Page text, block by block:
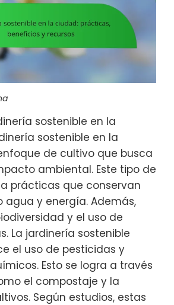
sostenible en la
sostenible en la
de cultivo que busca
ambiental. Este tipo de
prácticas que conservan
agua y energía. Además,
y el uso de
La jardinería sostenible
el uso de pesticidas y
Esto se logra a través
el compostaje y la
Según estudios, estas